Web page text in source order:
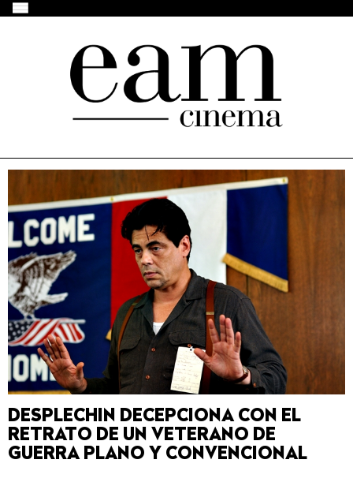
DESPLECHIN DECEPCIONA CON EL
RETRATO DE UN VETERANO DE
GUERRA PLANO Y CONVENCIONAL